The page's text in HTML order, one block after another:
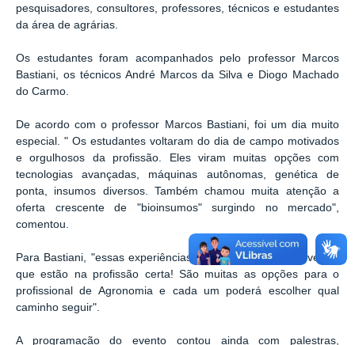
pesquisadores, consultores, professores, técnicos e estudantes
da área de agrárias.
Os estudantes foram acompanhados pelo professor Marcos
Bastiani, os técnicos André Marcos da Silva e Diogo Machado
do Carmo.
De acordo com o professor Marcos Bastiani, foi um dia muito
especial. " Os estudantes voltaram do dia de campo motivados
e orgulhosos da profissão. Eles viram muitas opções com
tecnologias avançadas, máquinas autônomas, genética de
ponta, insumos diversos. Também chamou muita atenção a
oferta crescente de "bioinsumos" surgindo no mercado",
comentou.
Para Bastiani, "essas experiências fazem os estudantes verem
que estão na profissão certa! São muitas as opções para o
profissional de Agronomia e cada um poderá escolher qual
caminho seguir".
A programação do evento contou ainda com palestras,